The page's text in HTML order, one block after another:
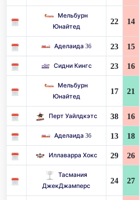
Мельбурн
Юнайтед
22 14
Аделаида 36 23 15
Сидни Кингс 23 16
Мельбурн
Юнайтед
17 21
Перт Уайлдкэтс 38 16
Аделаида 36 13 18
Иллаварра Хокс 29 26
Тасмания
ДжекДжамперс
24 27